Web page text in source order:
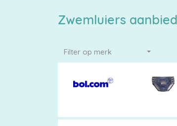
Zwemluiers
Filter op merk